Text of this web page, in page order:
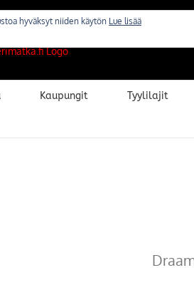
Kaupungit Tyylilajit
hyväksyt niiden käytön Lue lisää